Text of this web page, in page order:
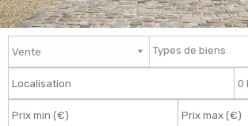
Types de biens